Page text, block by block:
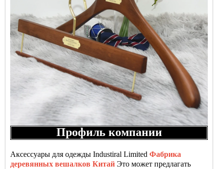
Профиль компании
Аксессуары для одежды Industiral Limited Фабрика
деревянных вешалков Китай Это может предлагать